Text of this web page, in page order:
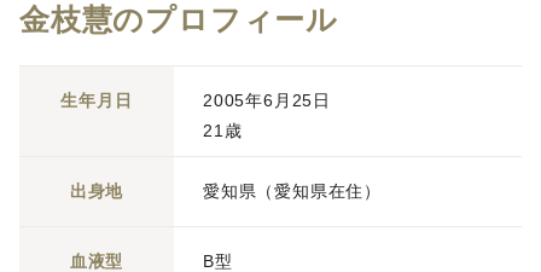
金枝慧のプロフィール
生年月日
2005年6月25日
21歳
出身地 愛知県（愛知県在住）
血液型 B型